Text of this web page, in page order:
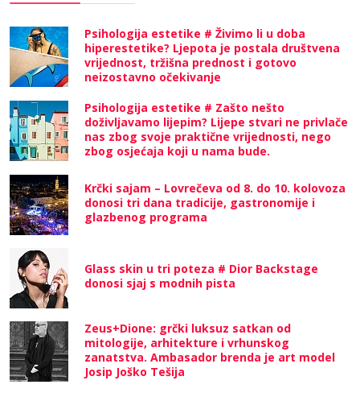
Psihologija estetike # Živimo li u doba
hiperestetike? Ljepota je postala društvena
vrijednost, tržišna prednost i gotovo
neizostavno očekivanje
Psihologija estetike # Zašto nešto
doživljavamo lijepim? Lijepe stvari ne privlače
nas zbog svoje praktične vrijednosti, nego
zbog osjećaja koji u nama bude.
Krčki sajam – Lovrečeva od 8. do 10. kolovoza
donosi tri dana tradicije, gastronomije i
glazbenog programa
Glass skin u tri poteza # Dior Backstage
donosi sjaj s modnih pista
Zeus+Dione: grčki luksuz satkan od
mitologije, arhitekture i vrhunskog
zanatstva. Ambasador brenda je art model
Josip Joško Tešija